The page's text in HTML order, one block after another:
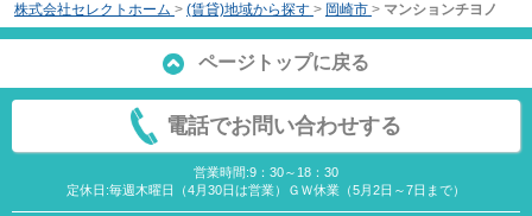
株式会社セレクトホーム > (賃貸)地域から探す > 岡崎市 > マンションチヨノ
ページトップに戻る
電話でお問い合わせする
営業時間:9：30～18：30
定休日:毎週木曜日（4月30日は営業）ＧＷ休業（5月2日～7日まで）